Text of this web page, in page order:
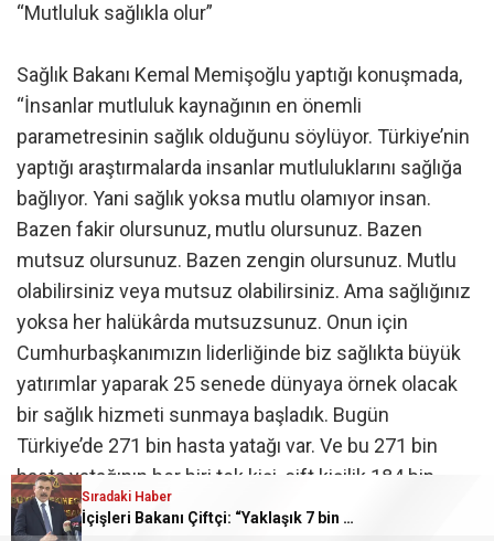
“Mutluluk sağlıkla olur”
Sağlık Bakanı Kemal Memişoğlu yaptığı konuşmada,
“İnsanlar mutluluk kaynağının en önemli
parametresinin sağlık olduğunu söylüyor. Türkiye’nin
yaptığı araştırmalarda insanlar mutluluklarını sağlığa
bağlıyor. Yani sağlık yoksa mutlu olamıyor insan.
Bazen fakir olursunuz, mutlu olursunuz. Bazen
mutsuz olursunuz. Bazen zengin olursunuz. Mutlu
olabilirsiniz veya mutsuz olabilirsiniz. Ama sağlığınız
yoksa her halükârda mutsuzsunuz. Onun için
Cumhurbaşkanımızın liderliğinde biz sağlıkta büyük
yatırımlar yaparak 25 senede dünyaya örnek olacak
bir sağlık hizmeti sunmaya başladık. Bugün
Türkiye’de 271 bin hasta yatağı var. Ve bu 271 bin
hasta yatağının her biri tek kişi, çift kişilik 184 bin
yatakla insanımıza hizmet yapıyoruz. Ve her gün bir
Sıradaki Haber
İçişleri Bakanı Çiftçi: “Yaklaşık 7 bin 500 aranan şahsı bu yılın ilk 7 yılında yakalamış durumdayız”